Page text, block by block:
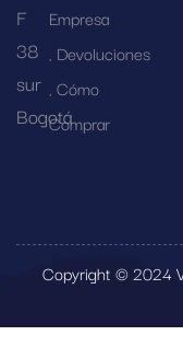
F
38
sur
Bogotá
Empresa
Devoluciones
Cómo
Comprar
Copyright © 2024